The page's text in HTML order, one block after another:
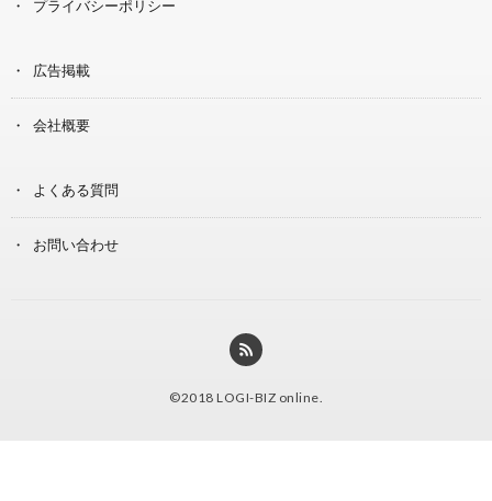
プライバシーポリシー
広告掲載
会社概要
よくある質問
お問い合わせ
©2018 LOGI-BIZ online.